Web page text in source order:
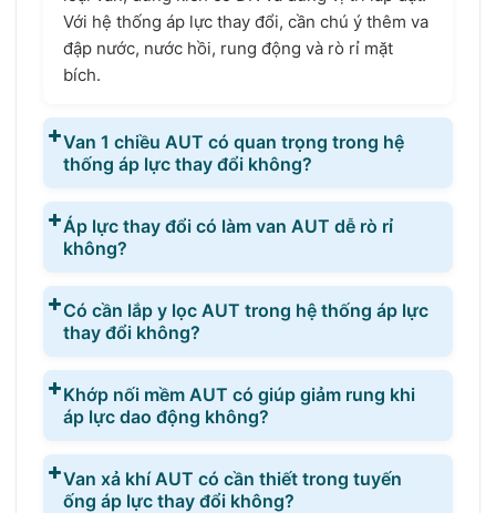
Với hệ thống áp lực thay đổi, cần chú ý thêm va
đập nước, nước hồi, rung động và rò rỉ mặt
bích.
Van 1 chiều AUT có quan trọng trong hệ
thống áp lực thay đổi không?
Áp lực thay đổi có làm van AUT dễ rò rỉ
không?
Có cần lắp y lọc AUT trong hệ thống áp lực
thay đổi không?
Khớp nối mềm AUT có giúp giảm rung khi
áp lực dao động không?
Van xả khí AUT có cần thiết trong tuyến
ống áp lực thay đổi không?